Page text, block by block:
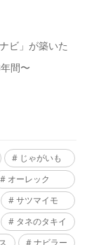
ビ」が築いた
間〜
じゃがいも
オーレック
サツマイモ
タネのタキイ